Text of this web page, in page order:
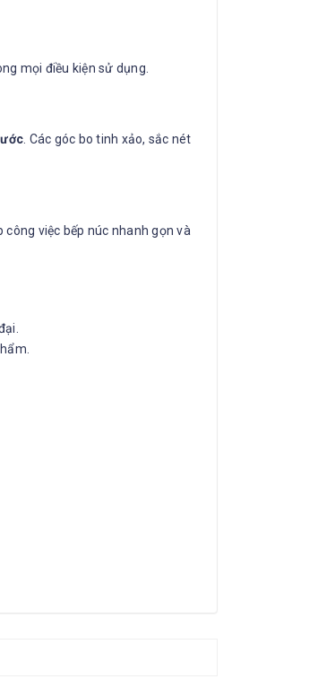
mọi điều kiện sử dụng.
. Các góc bo tinh xảo, sắc nét
công việc bếp núc nhanh gọn và